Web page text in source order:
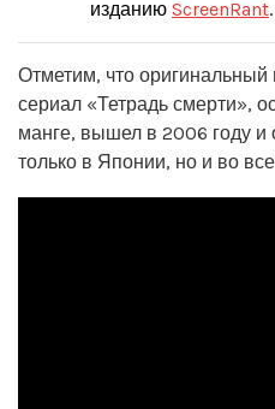
изданию ScreenRant.
Отметим, что
сериал «Тетрадь смерти»,
манге, вышел в 2006 году и
только в Японии, но и во